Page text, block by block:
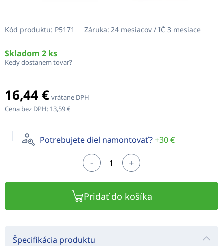
Kód produktu: P5171 Záruka: 24 mesiacov / IČ 3 mesiace
Skladom 2 ks
Kedy dostanem tovar?
16,44 € vrátane DPH
Cena bez DPH: 13,59 €
Potrebujete diel namontovať?+30 €
- +
Pridať do košíka
Špecifikácia produktu